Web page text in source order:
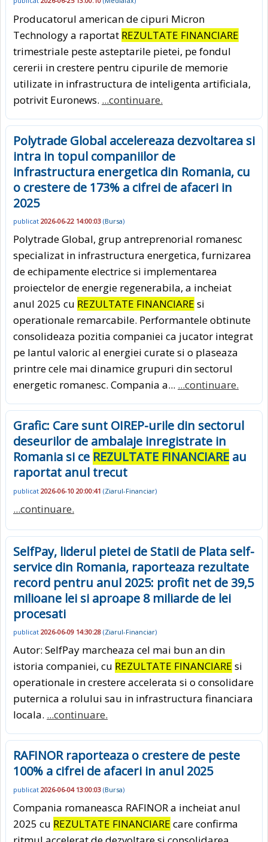
Producatorul american de cipuri Micron
Technology a raportat REZULTATE FINANCIARE
trimestriale peste asteptarile pietei, pe fondul
cererii in crestere pentru cipurile de memorie
utilizate in infrastructura de inteligenta artificiala,
potrivit Euronews. ...continuare.
Polytrade Global accelereaza dezvoltarea si
intra in topul companiilor de
infrastructura energetica din Romania, cu
o crestere de 173% a cifrei de afaceri in
2025
publicat 2026-06-22 14:00:03 (Bursa)
Polytrade Global, grup antreprenorial romanesc
specializat in infrastructura energetica, furnizarea
de echipamente electrice si implementarea
proiectelor de energie regenerabila, a incheiat
anul 2025 cu REZULTATE FINANCIARE si
operationale remarcabile. Performantele obtinute
consolideaza pozitia companiei ca jucator integrat
pe lantul valoric al energiei curate si o plaseaza
printre cele mai dinamice grupuri din sectorul
energetic romanesc. Compania a... ...continuare.
Grafic: Care sunt OIREP-urile din sectorul
deseurilor de ambalaje inregistrate in
Romania si ce REZULTATE FINANCIARE au
raportat anul trecut
publicat 2026-06-10 20:00:41 (Ziarul-Financiar)
...continuare.
SelfPay, liderul pietei de Statii de Plata self-
service din Romania, raporteaza rezultate
record pentru anul 2025: profit net de 39,5
milioane lei si aproape 8 miliarde de lei
procesati
publicat 2026-06-09 14:30:28 (Ziarul-Financiar)
Autor: SelfPay marcheaza cel mai bun an din
istoria companiei, cu REZULTATE FINANCIARE si
operationale in crestere accelerata si o consolidare
puternica a rolului sau in infrastructura financiara
locala. ...continuare.
RAFINOR raporteaza o crestere de peste
100% a cifrei de afaceri in anul 2025
publicat 2026-06-04 13:00:03 (Bursa)
Compania romaneasca RAFINOR a incheiat anul
2025 cu REZULTATE FINANCIARE care confirma